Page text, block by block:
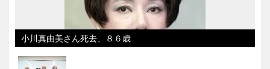
小川真由美さん死去、８６歳